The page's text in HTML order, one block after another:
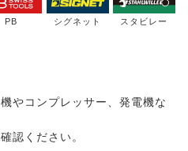
PB シグネット スタビレー
やコンプレッサー、発電機な
認ください。